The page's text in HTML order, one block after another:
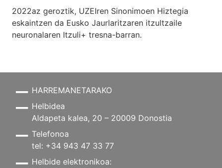
2022az geroztik, UZEIren Sinonimoen Hiztegia
eskaintzen da Eusko Jaurlaritzaren itzultzaile
neuronalaren Itzuli+ tresna-barran.
HARREMANETARAKO
Helbidea
Aldapeta kalea, 20 – 20009 Donostia
Telefonoa
tel: +34 943 47 33 77
Helbide elektronikoa: